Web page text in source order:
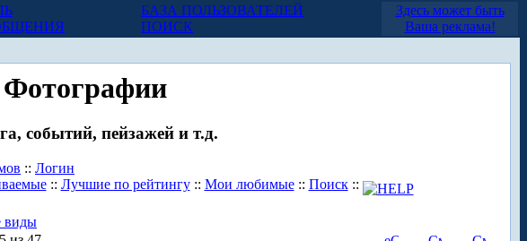
БАЗА ПОЛЬЗОВАТЕЛЕЙ
ПОИСК
Здесь может быть
Ваша реклама!
Фотографии
событий, пейзажей и т.д.
:: Логин
:: Лучшие по рейтингу:: Мои любимые:: Поиск::
виды